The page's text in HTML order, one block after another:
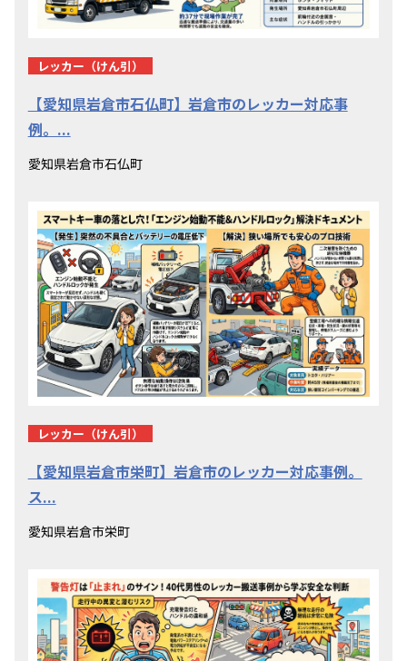
レッカー（けん引）
【愛知県岩倉市石仏町】岩倉市のレッカー対応事
例。...
愛知県岩倉市石仏町
レッカー（けん引）
【愛知県岩倉市栄町】岩倉市のレッカー対応事例。
ス...
愛知県岩倉市栄町